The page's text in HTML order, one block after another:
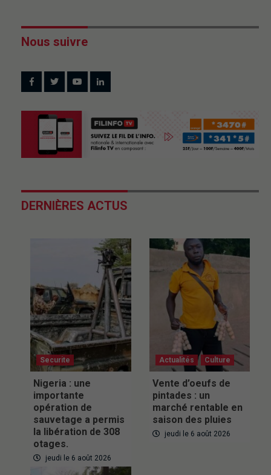
Nous suivre
DERNIÈRES ACTUS
Securite
Nigeria : une
importante
opération de
sauvetage a permis
la libération de 308
otages.
jeudi le 6 août 2026
Actualités Culture
Vente d’oeufs de
pintades : un
marché rentable en
saison des pluies
jeudi le 6 août 2026